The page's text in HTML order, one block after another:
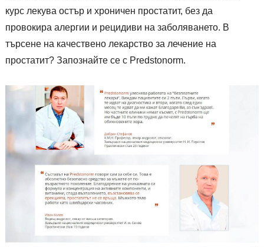
курс лекува остър и хроничен простатит, без да
провокира алергии и рецидиви на заболяването. В
търсене на качествено лекарство за лечение на
простатит? Запознайте се с Predstonorm.